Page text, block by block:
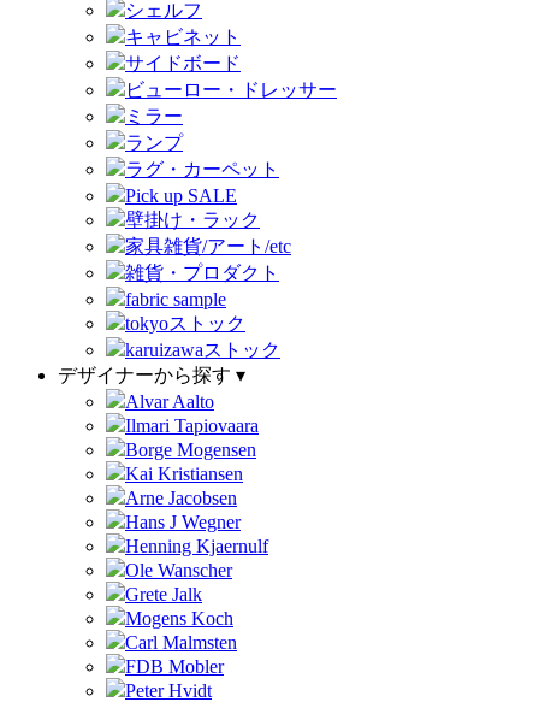
シェルフ
キャビネット
サイドボード
ビューロー・ドレッサー
ミラー
ランプ
ラグ・カーペット
Pick up SALE
壁掛け・ラック
家具雑貨/アート/etc
雑貨・プロダクト
fabric sample
tokyoストック
karuizawaストック
デザイナーから探す ▾
Alvar Aalto
Ilmari Tapiovaara
Borge Mogensen
Kai Kristiansen
Arne Jacobsen
Hans J Wegner
Henning Kjaernulf
Ole Wanscher
Grete Jalk
Mogens Koch
Carl Malmsten
FDB Mobler
Peter Hvidt